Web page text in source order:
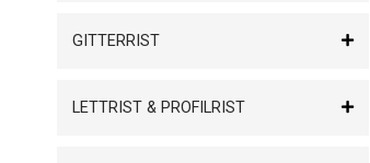
GITTERRIST
LETTRIST & PROFILRIST